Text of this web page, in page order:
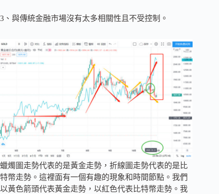
3、與傳統金融市場沒有太多相關性且不受控制。
蠟燭圖走勢代表的是黃金走勢，折線圖走勢代表的是比
特幣走勢。這裡面有一個有趣的現象和時間節點。我們
以黃色箭頭代表黃金走勢，以紅色代表比特幣走勢。我